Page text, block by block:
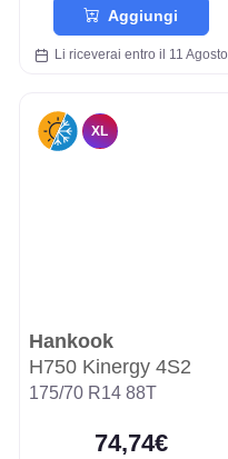
Aggiungi
Li riceverai entro il 11 Agosto
XL
Hankook
H750 Kinergy 4S2
175/70 R14 88T
74,74€